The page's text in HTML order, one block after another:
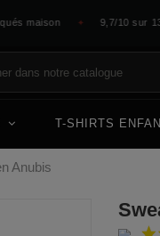
✦ 9,7/10 sur 1398
T-SHIRTS
Anubis